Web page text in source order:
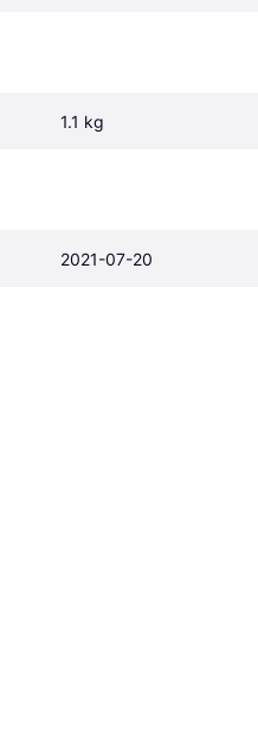
1.1 kg
2021-07-20